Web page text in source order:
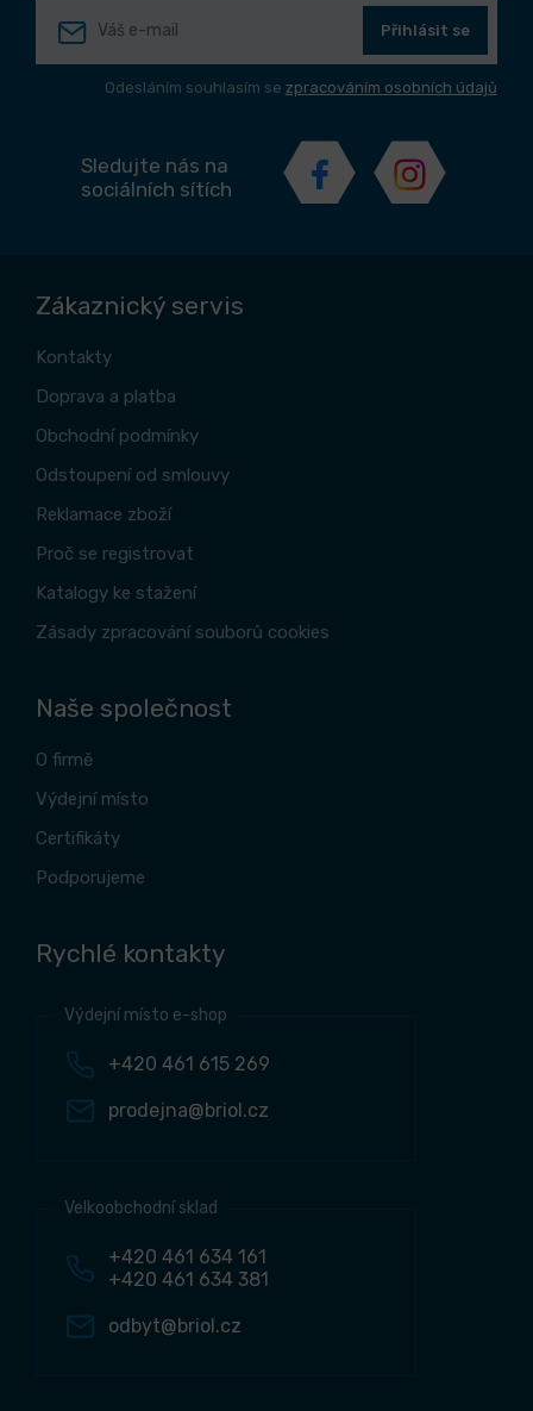
Přihlásit se
Odesláním souhlasím se zpracováním osobních údajů
Sledujte nás na
sociálních sítích
Zákaznický servis
Kontakty
Doprava a platba
Obchodní podmínky
Odstoupení od smlouvy
Reklamace zboží
Proč se registrovat
Katalogy ke stažení
Zásady zpracování souborů cookies
Naše společnost
O firmě
Výdejní místo
Certifikáty
Podporujeme
Rychlé kontakty
Výdejní místo e-shop
+420 461 615 269
prodejna@briol.cz
Velkoobchodní sklad
+420 461 634 161
+420 461 634 381
odbyt@briol.cz